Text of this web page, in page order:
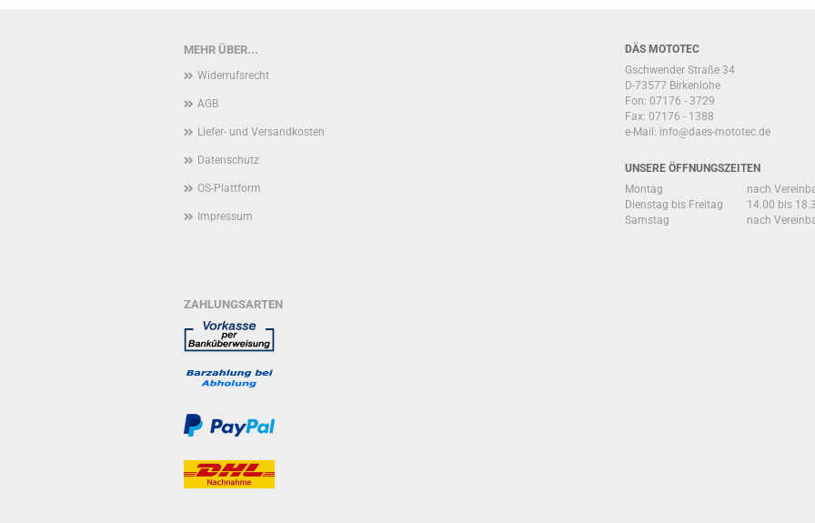
MEHR ÜBER...
Widerrufsrecht
AGB
Liefer- und Versandkosten
Datenschutz
OS-Plattform
Impressum
DÄS MOTOTEC
Gschwender Straße 34
D-73577 Birkenlohe
Fon: 07176 - 3729
Fax: 07176 - 1388
e-Mail: info@daes-mototec.de
UNSERE ÖFFNUNGSZEITEN
Montag
nach
Dienstag bis Freitag
14.00 bis
Samstag
nach
ZAHLUNGSARTEN